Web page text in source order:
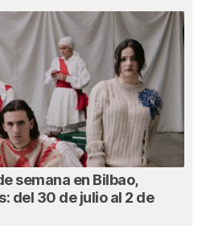
semana en Bilbao,
del 30 de julio al 2 de